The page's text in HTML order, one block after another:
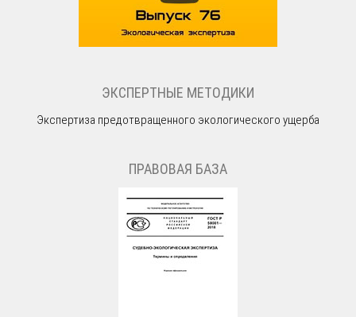
ЭКСПЕРТНЫЕ МЕТОДИКИ
Экспертиза предотвращенного экологического ущерба
ПРАВОВАЯ БАЗА